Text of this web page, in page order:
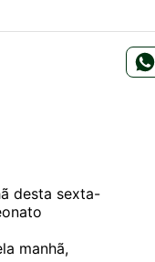
desta sexta-
manhã,